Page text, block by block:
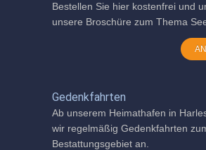
Bestellen Sie hier kostenfrei und
unsere Broschüre zum Thema
Gedenkfahrten
Ab unserem Heimathafen in
wir regelmäßig Gedenkfahrten
Bestattungsgebiet an.